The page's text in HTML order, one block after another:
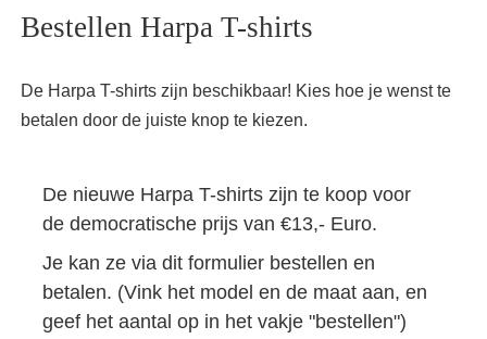
Bestellen Harpa T-shirts
De Harpa T-shirts zijn beschikbaar! Kies hoe je wenst te
betalen door de juiste knop te kiezen.
De nieuwe Harpa T-shirts zijn te koop voor
de democratische prijs van €13,- Euro.
Je kan ze via dit formulier bestellen en
betalen. (Vink het model en de maat aan, en
geef het aantal op in het vakje "bestellen")